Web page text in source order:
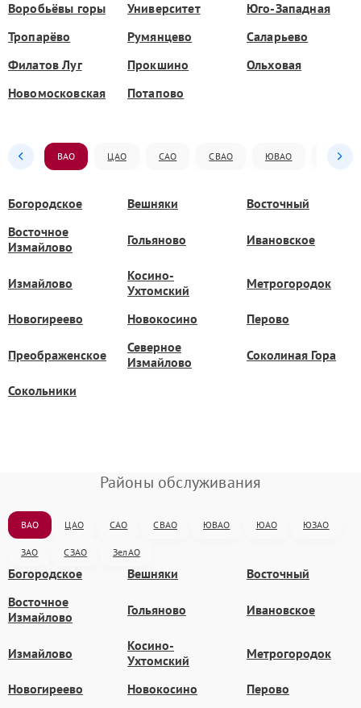
Воробьёвы горы Университет
Юго-Западная
Тропарёво
Румянцево
Саларьево
Филатов Луг
Прокшино
Ольховая
Новомосковская
Потапово
ВАО ЦАО САО СВАО ЮВАО ЮАО
Богородское Вешняки
Восточный
Восточное
Измайлово
Гольяново Ивановское
Измайлово
Косино-
Ухтомский
Метрогородок
Новогиреево Новокосино Перово
Преображенское
Северное
Измайлово
Соколиная Гора
Сокольники
Районы обслуживания
ВАО ЦАО САО СВАО ЮВАО ЮАО ЮЗАО
ЗАО СЗАО ЗелАО
Богородское Вешняки
Восточный
Восточное
Измайлово
Гольяново Ивановское
Измайлово
Косино-
Ухтомский
Метрогородок
Новогиреево Новокосино Перово